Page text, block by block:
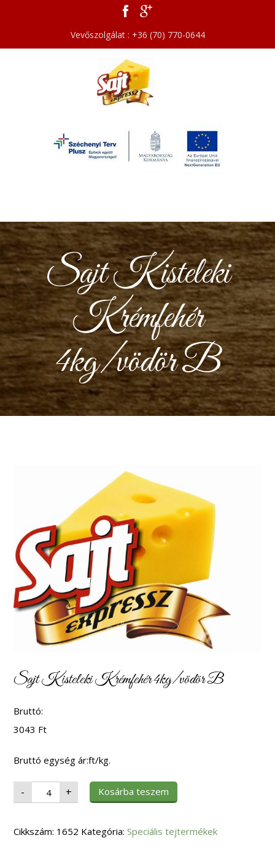
Vevőszolgálat : +36 (70) 770-0644
Sajt Kisteleki
Krémfehér
4kg/vödör B
Sajt Kisteleki Krémfehér 4kg/vödör B
Bruttó:
3043 Ft
Bruttó egység ár:ft/kg.
- Sajt
Kisteleki
Krémfehér
mennyiség
+ Kosárba teszem
Cikkszám: 1652 Kategória:Speciális tejtermékek